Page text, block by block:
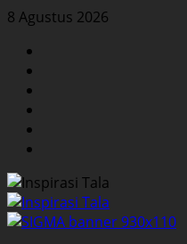
Skip
content
8 Agustus 2026